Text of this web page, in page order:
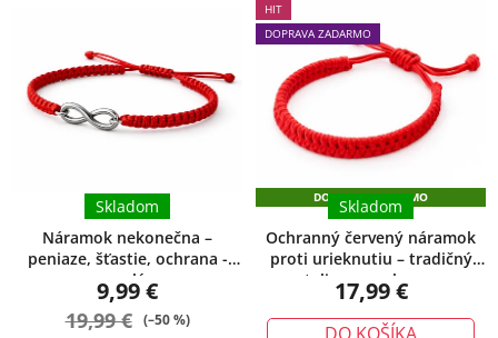
5,0
5
Náramok nekonečna –
peniaze, šťastie, ochrana -
malý
Skladom
9,99 €
19,99 € (–50 %)
produktu
je
hviezdičiek.
HIT
DOPRAVA ZADARMO
DOPRAVA ZADARMO
Ochranný červený náramok
proti urieknutiu – tradičný
talizman ochrany
Skladom
17,99 €
DO KOŠÍKA